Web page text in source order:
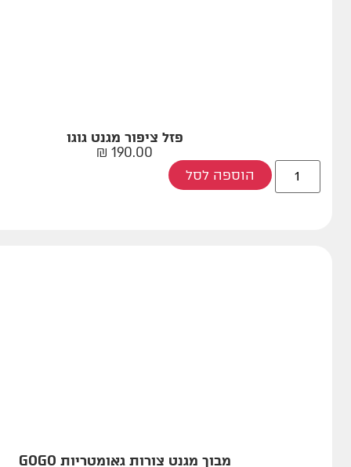
פזל ציפור מגנט גוגו
190.00
₪
הוספה לסל
מבוך מגנט צורות גאומטריות GOGO